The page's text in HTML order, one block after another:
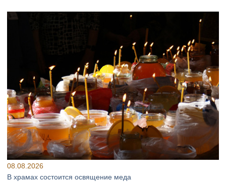
08.08.2026
В храмах состоится освящение меда